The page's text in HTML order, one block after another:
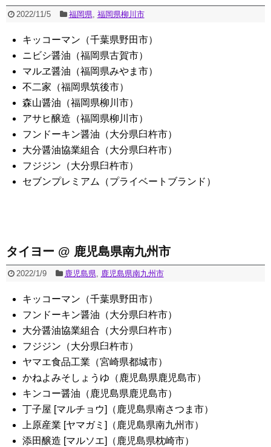
2022/11/5 福岡県, 福岡県柳川市
キッコーマン（千葉県野田市）
ニビシ醤油（福岡県古賀市）
マルヱ醤油（福岡県みやま市）
不二家（福岡県筑後市）
森山醤油（福岡県柳川市）
アサヒ醸造（福岡県柳川市）
フンドーキン醤油（大分県臼杵市）
大分醤油協業組合（大分県臼杵市）
フジジン（大分県臼杵市）
セブンプレミアム（プライベートブランド）
タイヨー @ 鹿児島県南九州市
2022/1/9 鹿児島県, 鹿児島県南九州市
キッコーマン（千葉県野田市）
フンドーキン醤油（大分県臼杵市）
大分醤油協業組合（大分県臼杵市）
フジジン（大分県臼杵市）
ヤマエ食品工業（宮崎県都城市）
かねよみそしょうゆ（鹿児島県鹿児島市）
キンコー醤油（鹿児島県鹿児島市）
丁子屋 [マルチョウ]（鹿児島県南さつま市）
上原産業 [ヤマガミ]（鹿児島県南九州市）
添田醸造 [マルソエ]（鹿児島県枕崎市）